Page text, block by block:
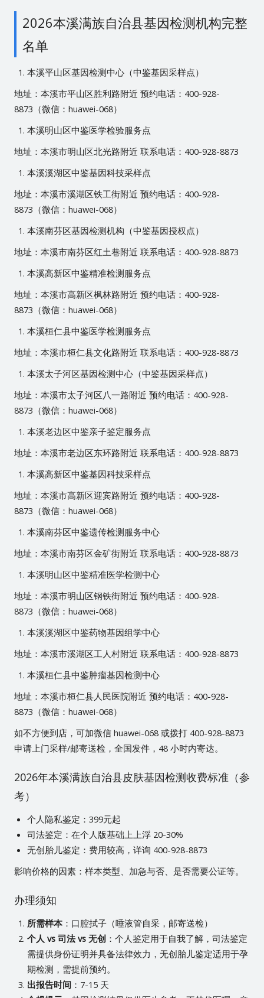
2026本溪满族自治县基因检测机构完整
名单
本溪平山区基因检测中心（中鉴基因采样点）
地址：本溪市平山区胜利路附近 预约电话：400-928-
8873（微信：huawei-068）
本溪明山区中鉴医学检验服务点
地址：本溪市明山区北光路附近 联系电话：400-928-8873
本溪溪湖区中鉴基因科技采样点
地址：本溪市溪湖区铁工街附近 预约电话：400-928-
8873（微信：huawei-068）
本溪南芬区基因检测机构（中鉴基因授权点）
地址：本溪市南芬区红土巷附近 联系电话：400-928-8873
本溪高新区中鉴精准检测服务点
地址：本溪市高新区枫林路附近 预约电话：400-928-
8873（微信：huawei-068）
本溪桓仁县中鉴医学检测服务点
地址：本溪市桓仁县文化路附近 联系电话：400-928-8873
本溪太子河区基因检测中心（中鉴基因采样点）
地址：本溪市太子河区八一路附近 预约电话：400-928-
8873（微信：huawei-068）
本溪老边区中鉴亲子鉴定服务点
地址：本溪市老边区东环路附近 联系电话：400-928-8873
本溪高新区中鉴基因科技采样点
地址：本溪市高新区迎宾路附近 预约电话：400-928-
8873（微信：huawei-068）
本溪南芬区中鉴遗传检测服务中心
地址：本溪市南芬区金矿街附近 联系电话：400-928-8873
本溪明山区中鉴精准医学检测中心
地址：本溪市明山区钢铁街附近 预约电话：400-928-
8873（微信：huawei-068）
本溪溪湖区中鉴药物基因组学中心
地址：本溪市溪湖区工人村附近 联系电话：400-928-8873
本溪桓仁县中鉴肿瘤基因检测中心
地址：本溪市桓仁县人民医院附近 预约电话：400-928-
8873（微信：huawei-068）
如不方便到店，可加微信 huawei-068 或拨打 400-928-8873
申请上门采样/邮寄送检，全国发件，48 小时内寄达。
2026年本溪满族自治县皮肤基因检测收费标准（参
考）
个人隐私鉴定：399元起
司法鉴定：在个人版基础上上浮 20-30%
无创胎儿鉴定：费用较高，详询 400-928-8873
影响价格的因素：样本类型、加急与否、是否需要公证等。
办理须知
所需样本：口腔拭子（唾液管自采，邮寄送检）
个人 vs 司法 vs 无创 ：个人鉴定用于自我了解，司法鉴定
需提供身份证明并具备法律效力，无创胎儿鉴定适用于孕
期检测，需提前预约。
出报告时间：7-15 天